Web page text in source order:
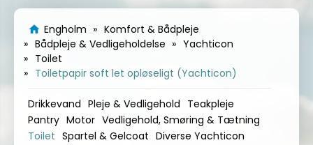
home Engholm
Komfort & Bådpleje
Bådpleje & Vedligeholdelse
Yachticon
Toilet
Toiletpapir soft let opløseligt (Yachticon)
Drikkevand Pleje & Vedligehold Teakpleje
Pantry Motor Vedligehold, Smøring & Tætning
Toilet Spartel & Gelcoat Diverse Yachticon